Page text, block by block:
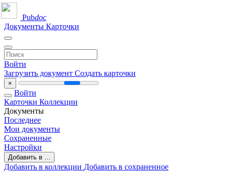
Pubdoc
Документы Карточки
Войти
Загрузить документ Создать карточки
×
Войти
Карточки Коллекции
Документы
Последнее
Мои документы
Сохраненные
Настройки
Добавить в ...
Добавить в коллекции Добавить в сохраненное